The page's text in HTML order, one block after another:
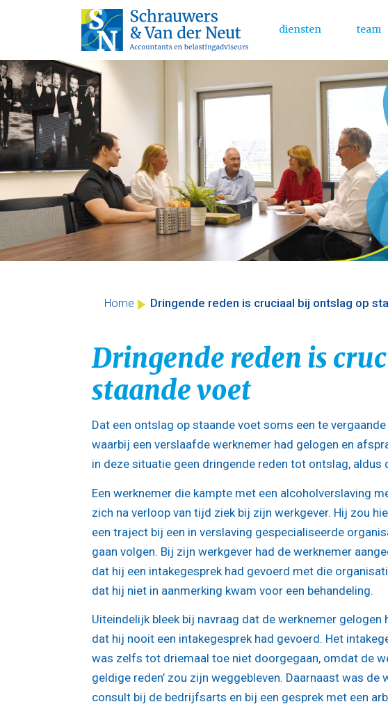
Skip
to
content
Main Menu
diensten team
Home Dringende reden is cruciaal bij ontslag op
Dringende reden is
staande voet
Dat een ontslag op staande voet soms een te
waarbij een verslaafde werknemer had gelogen en
in deze situatie geen dringende reden tot ontslag, aldus
Een werknemer die kampte met een alcoholverslaving
zich na verloop van tijd ziek bij zijn werkgever. Hij zou
een traject bij een in verslaving gespecialiseerde
gaan volgen. Bij zijn werkgever had de werknemer
dat hij een intakegesprek had gevoerd met die
dat hij niet in aanmerking kwam voor een behandeling.
Uiteindelijk bleek bij navraag dat de werknemer gelogen
dat hij nooit een intakegesprek had gevoerd. Het
was zelfs tot driemaal toe niet doorgegaan, omdat de
geldige reden’ zou zijn weggebleven. Daarnaast was
consult bij de bedrijfsarts en bij een gesprek met een